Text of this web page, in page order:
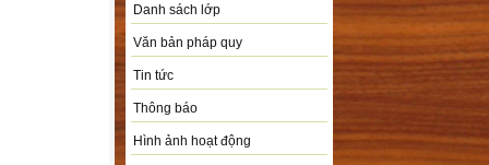
Danh sách lớp
Văn bản pháp quy
Tin tức
Thông báo
Hình ảnh hoạt động